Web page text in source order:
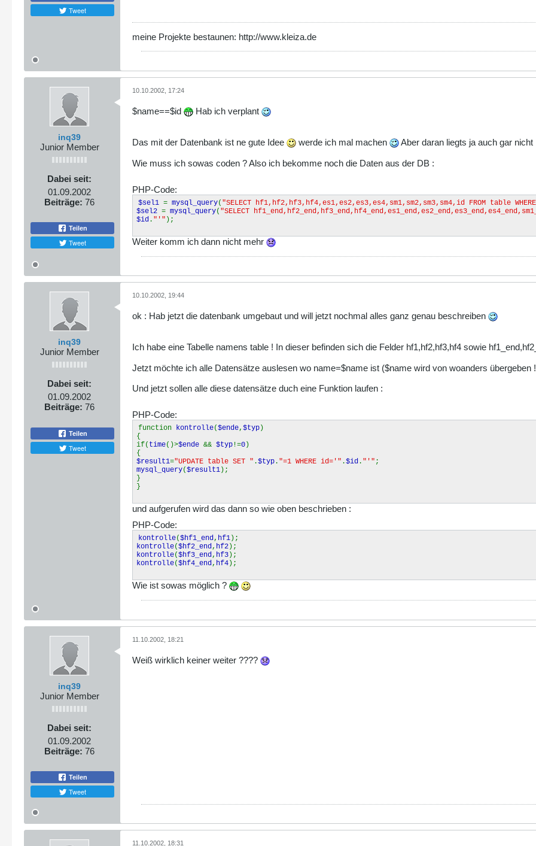
Tweet
meine Projekte bestaunen: http://www.kleiza.de
inq39
Junior Member
Dabei seit:
01.09.2002
Beiträge: 76
Teilen
Tweet
10.10.2002, 17:24
$name==$id Hab ich verplant
Das mit der Datenbank ist ne gute Idee werde ich mal machen Aber daran liegts ja auch gar nicht
Wie muss ich sowas coden ? Also ich bekomme noch die Daten aus der DB :
PHP-Code:
$sel1 = mysql_query( "SELECT hf1,hf2,hf3,hf4,es1,es2,es3,es4,sm1,sm2,sm3,sm4,id FROM table
$sel2 = mysql_query( "SELECT
$id . "'" );
Weiter komm ich dann nicht mehr
inq39
Junior Member
Dabei seit:
01.09.2002
Beiträge: 76
Teilen
Tweet
10.10.2002, 19:44
ok : Hab jetzt die datenbank umgebaut und will jetzt nochmal alles ganz genau beschreiben
Ich habe eine Tabelle namens table ! In dieser befinden sich die Felder hf1,hf2,hf3,hf4 sowie
Jetzt möchte ich alle Datensätze auslesen wo name=$name ist ($name wird von woanders übergeben
Und jetzt sollen alle diese datensätze duch eine Funktion laufen :
PHP-Code:
function kontrolle($ende, $typ )
{
if( time()>$ende && $typ !=0 )
{
$result1="UPDATE table SET " .$typ . "=1 WHERE id='" .$id . "'" ;
mysql_query($result1 );
}
}
und aufgerufen wird das dann so wie oben beschrieben :
PHP-Code:
kontrolle($hf1_end, hf1 );
kontrolle($hf2_end, hf2 );
kontrolle($hf3_end, hf3 );
kontrolle($hf4_end, hf4 );
Wie ist sowas möglich ?
inq39
Junior Member
Dabei seit:
01.09.2002
Beiträge: 76
Teilen
Tweet
11.10.2002, 18:21
Weiß wirklich keiner weiter ????
11.10.2002, 18:31